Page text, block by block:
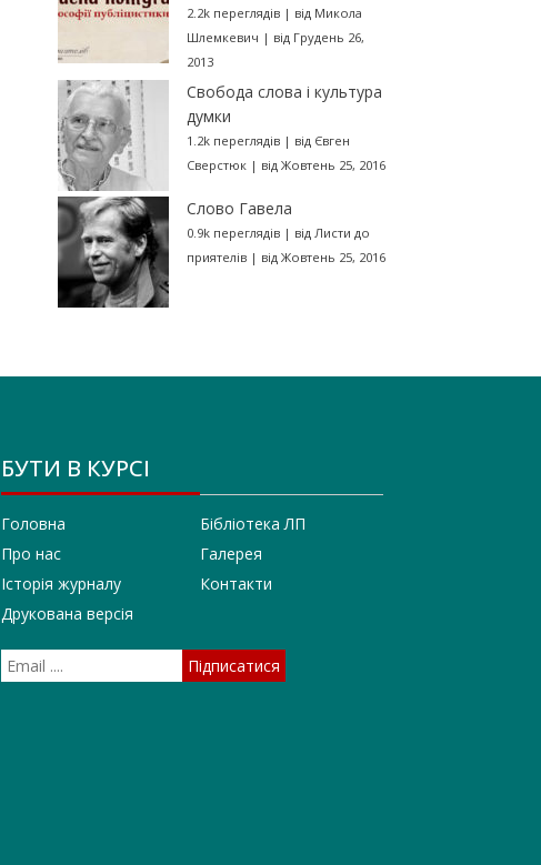
2.2k переглядів| від Микола
Шлемкевич | від Грудень 26,
2013
Свобода слова і культура
думки
1.2k переглядів| від Євген
Сверстюк| від Жовтень 25, 2016
Слово Гавела
0.9k переглядів| від Листи до
приятелів| від Жовтень 25, 2016
БУТИ В КУРСІ
Головна
Про нас
Історія журналу
Друкована версія
Бібліотека ЛП
Галерея
Контакти